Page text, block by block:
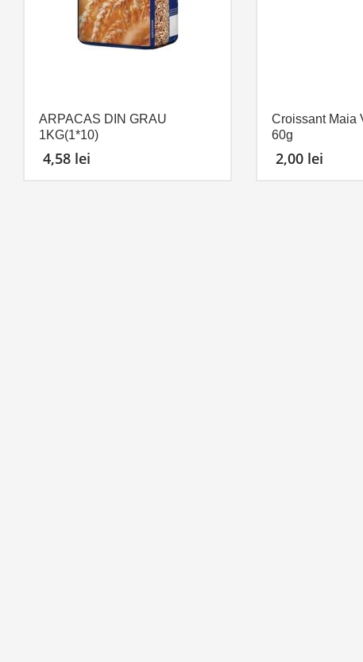
ARPACAS DIN GRAU
1KG(1*10)
4,58 lei
Croissant Maia
60g
2,00 lei